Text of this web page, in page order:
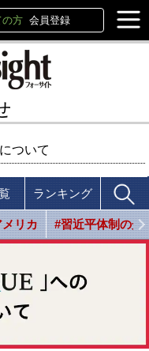
の方 会員登録
ついて
ランキング
リカ #習近平体制の光